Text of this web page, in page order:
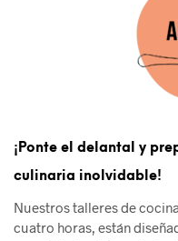
¡Ponte el delantal y
culinaria inolvidable!
Nuestros talleres de
cuatro horas, están